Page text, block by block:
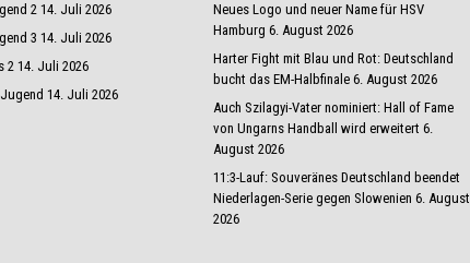
214. Juli 2026
3 14. Juli 2026
2 14. Juli 2026
14. Juli 2026
Neues Logo und neuer Name für HSV
Hamburg 6. August 2026
Harter Fight mit Blau und Rot: Deutschland
bucht das EM-Halbfinale 6. August 2026
Auch Szilagyi-Vater nominiert: Hall of Fame
von Ungarns Handball wird erweitert 6.
August 2026
11:3-Lauf: Souveränes Deutschland beendet
Niederlagen-Serie gegen Slowenien 6. August
2026